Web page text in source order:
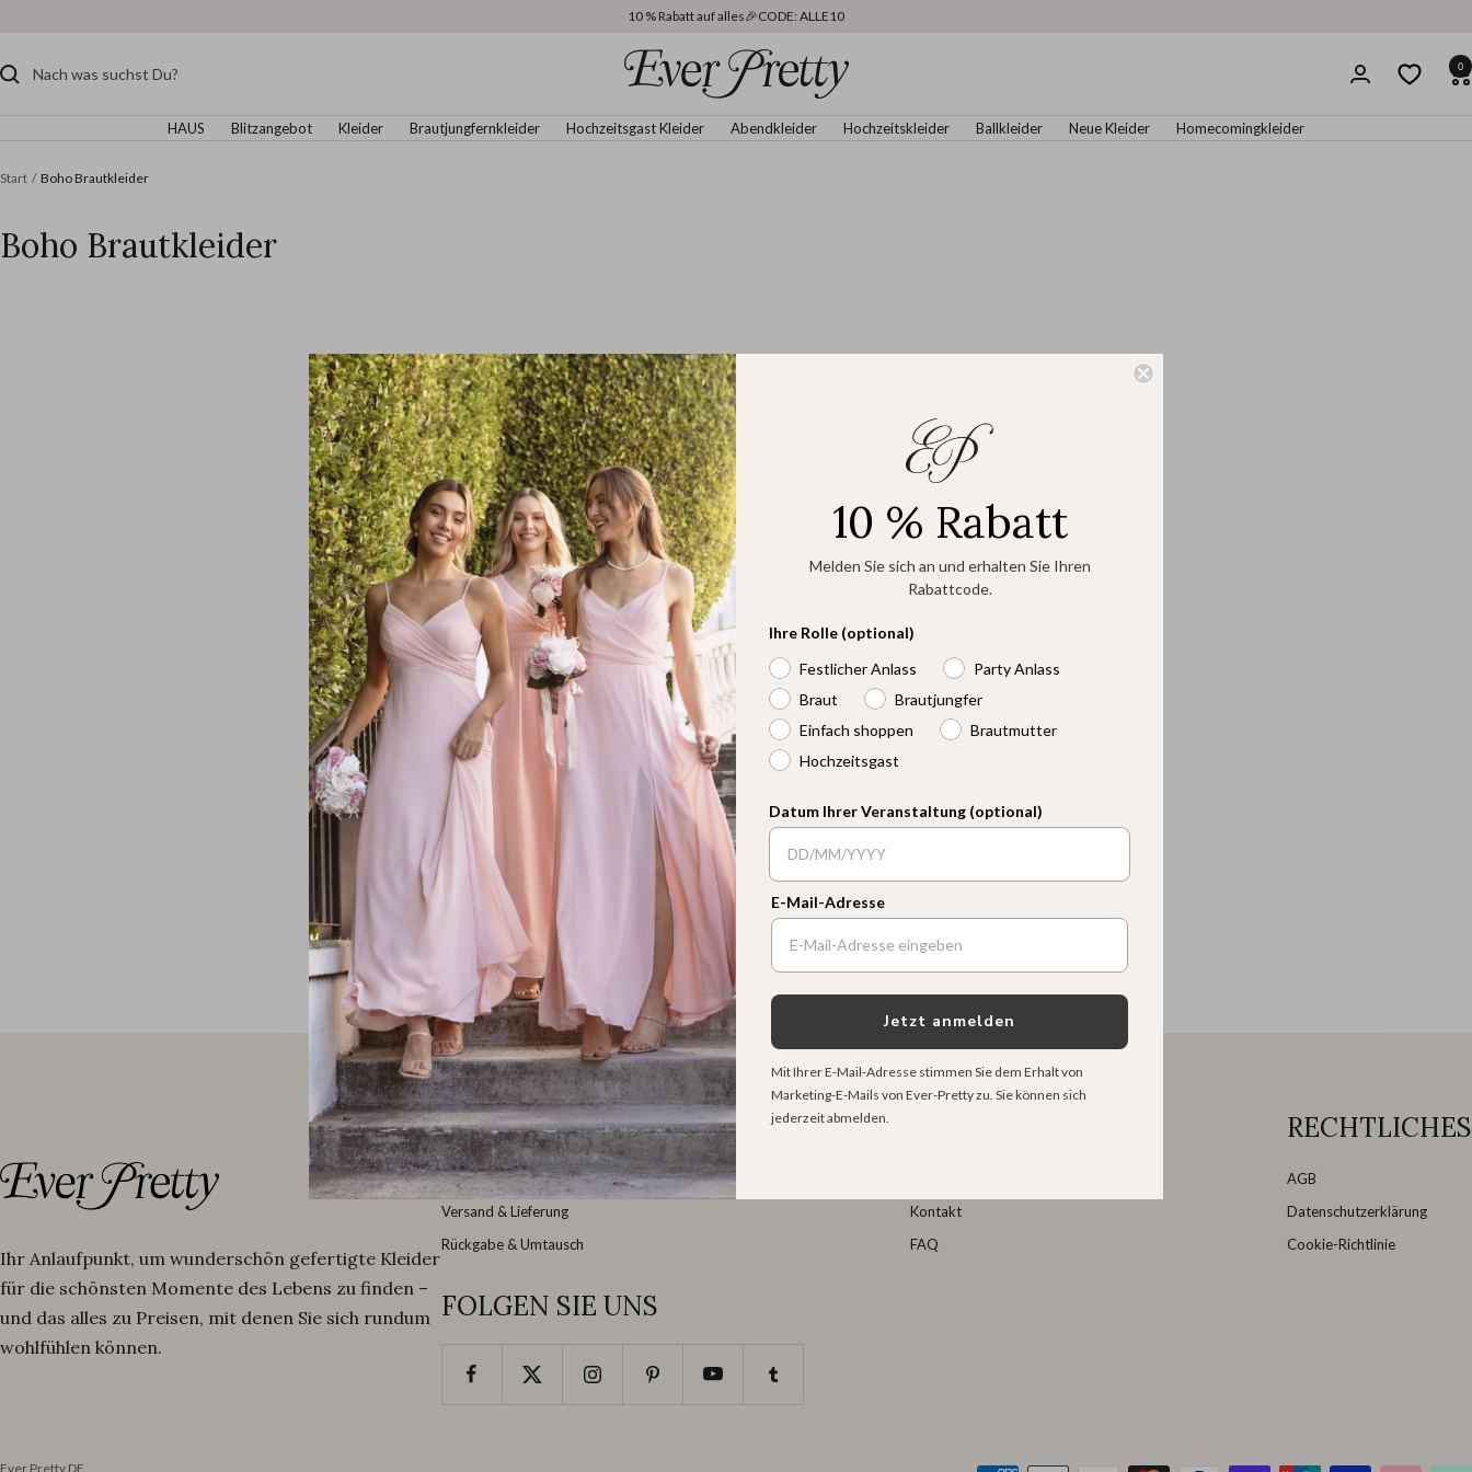
Inhalt
10 % Rabatt auf alles🎉CODE: ALLE10
Ever
Pretty
DE
0
HAUS Blitzangebot Kleider Brautjungfernkleider Hochzeitsgast Kleider Abendkleider Hochzeitskleider Ballkleider Neue Kleider Homecomingkleider
Start Boho Brautkleider
Boho Brautkleider
Leere Kategorie
Diese Kategorie enthält keine Produkte.
JETZT KAUFEN
Ihr Anlaufpunkt, um wunderschön gefertigte Kleider
für die schönsten Momente des Lebens zu finden –
und das alles zu Preisen, mit denen Sie sich rundum
wohlfühlen können.
SCHNELLLINKS
Größentabelle / Maßnehmen
Versand & Lieferung
Rückgabe & Umtausch
Kontakt
FAQ
RECHTLICHES
AGB
Datenschutzerklärung
Cookie-Richtlinie
FOLGEN SIE UNS
Ever Pretty DE
10 % Rabatt
Melden Sie sich an und erhalten Sie Ihren
Rabattcode.
Ihre Rolle (optional)
Festlicher Anlass
Party Anlass
Braut
Brautjungfer
Einfach shoppen
Brautmutter
Hochzeitsgast
Datum Ihrer Veranstaltung (optional)
E-Mail-Adresse
Jetzt anmelden
Mit Ihrer E-Mail-Adresse stimmen Sie dem Erhalt von
Marketing-E-Mails von Ever-Pretty zu. Sie können sich
jederzeit abmelden.